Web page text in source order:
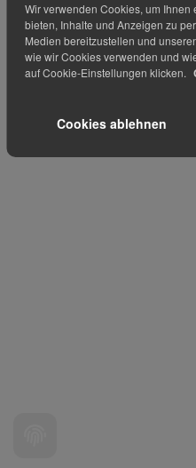
Wir verwenden Cookies, um
bieten, Inhalte und Anzeigen zu
Medien bereitzustellen und
wie wir Cookies verwenden und
auf Cookie-Einstellungen klicken.
Cookies ablehnen